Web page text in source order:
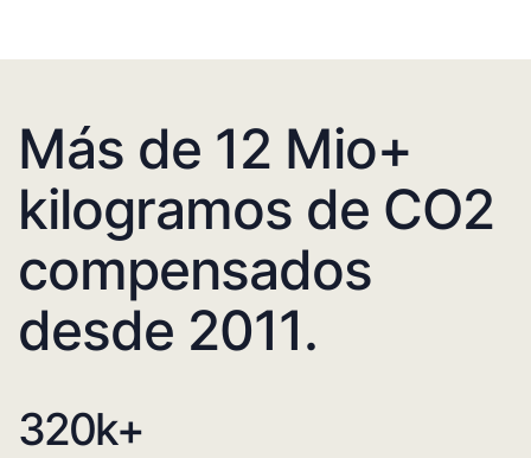
Más de 12 Mio+
kilogramos de CO2
compensados
desde 2011.
320k+